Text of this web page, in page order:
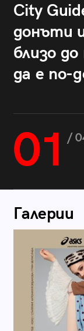
City
донъти
близо
да е по-
01 /
Галерии